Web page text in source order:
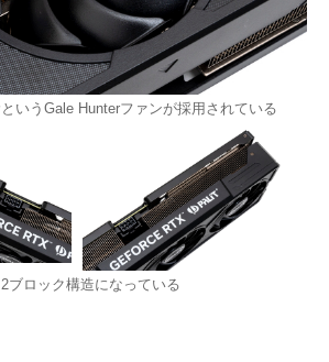
いうGale Hunterファンが採用されている
ブロック構造になっている